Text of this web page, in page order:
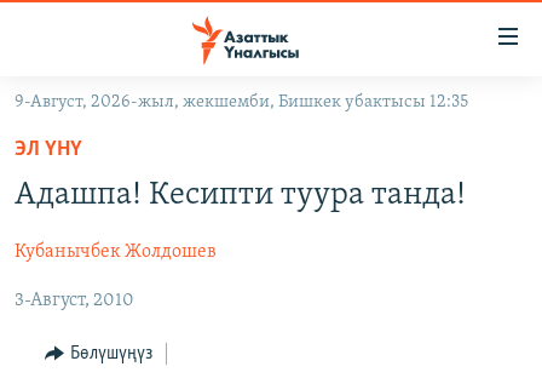
Навигацияга
өтүңүз
Издөөгө
салыңыз
САЯСАТ
ЭКОНОМИКА
МАДАНИЯТ
ДҮЙНӨ
ДҮЙНӨ
БОРБОР АЗИЯ
УКРАИНА
АТАЙЫН ИЛИКТӨӨ
ТВ ПРОГРАММАЛАР
9-Август, 2026-жыл, жекшемби, Бишкек убактысы 12:35
ЭЛ ҮНҮ
Адашпа! Кесипти туура танда!
Кубанычбек Жолдошев
3-Август, 2010
Бөлүшүңүз